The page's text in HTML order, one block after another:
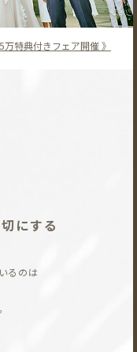
特典付きフェア開催 》
にする
るのは